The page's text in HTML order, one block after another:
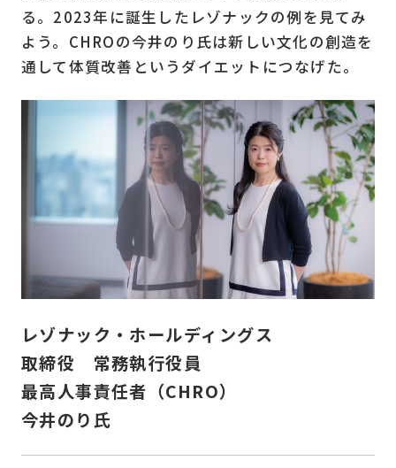
る。2023年に誕生したレゾナックの例を見てみ
よう。CHROの今井のり氏は新しい文化の創造を
通して体質改善というダイエットにつなげた。
レゾナック・ホールディングス
取締役 常務執行役員
最高人事責任者（CHRO）
今井のり氏